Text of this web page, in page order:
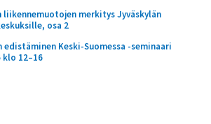
liikennemuotojen merkitys Jyväskylän
osa 2
edistäminen Keski-Suomessa -seminaari
12–16